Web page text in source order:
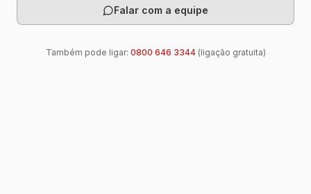
Falar com a equipe
Também pode ligar: 0800 646 3344(ligação gratuita)